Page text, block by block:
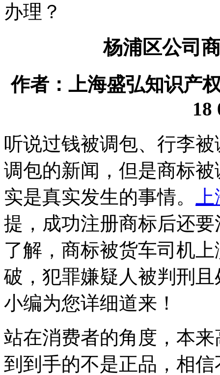
办理？
杨浦区公司
作者：上海盛弘知识产
18
听说过钱被调包、行李
调包的新闻，但是商标
实是真实发生的事情。
提，成功注册商标后还
了解，商标被货车司机
破，犯罪嫌疑人被判刑
小编为您详细道来！
站在消费者的角度，本
到到手的不是正品，相